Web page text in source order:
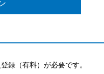
録（有料）が必要です。